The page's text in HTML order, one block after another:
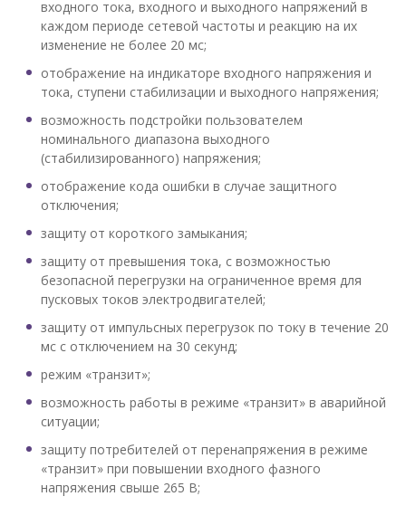
входного тока, входного и выходного напряжений в
каждом периоде сетевой частоты и реакцию на их
изменение не более 20 мс;
отображение на индикаторе входного напряжения и
тока, ступени стабилизации и выходного напряжения;
возможность подстройки пользователем
номинального диапазона выходного
(стабилизированного) напряжения;
отображение кода ошибки в случае защитного
отключения;
защиту от короткого замыкания;
защиту от превышения тока, с возможностью
безопасной перегрузки на ограниченное время для
пусковых токов электродвигателей;
защиту от импульсных перегрузок по току в течение 20
мс с отключением на 30 секунд;
режим «транзит»;
возможность работы в режиме «транзит» в аварийной
ситуации;
защиту потребителей от перенапряжения в режиме
«транзит» при повышении входного фазного
напряжения свыше 265 В;